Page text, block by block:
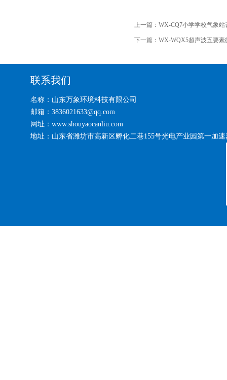
上一篇： WX-CQ7小学学校气象站
下一篇： WX-WQX5超声波五要素
联系我们
名称：山东万象环境科技有限公司
邮箱：3836021633@qq.com
网址：www.shouyaocanliu.com
地址：山东省潍坊市高新区孵化二巷155号光电产业园第一加